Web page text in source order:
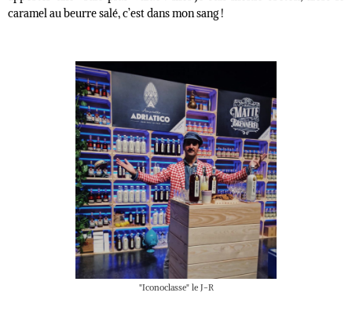
caramel au beurre salé, c’est dans mon sang !
"Iconoclasse" le J-R